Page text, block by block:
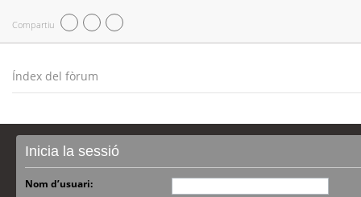
Compartiu
Índex del fòrum
Inicia la sessió
Nom d’usuari: